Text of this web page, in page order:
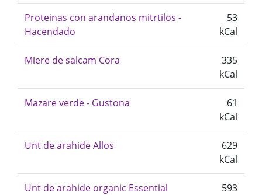
Proteinas con arandanos mitrtilos -
Hacendado
53
kCal
Miere de salcam Cora
335
kCal
Mazare verde - Gustona
61
kCal
Unt de arahide Allos
629
kCal
Unt de arahide organic Essential
593